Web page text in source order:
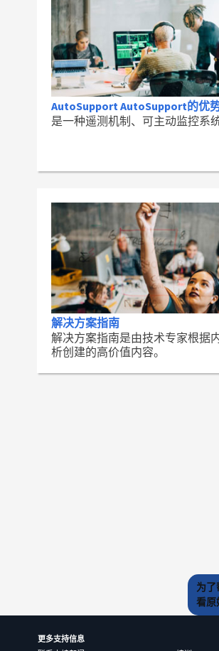
AutoSupport AutoSupport的优
是一种遥测机制、可主动监控系
解决方案指南
解决方案指南是由技术专家根据
析创建的高价值内容。
为
看原
更多支持信息